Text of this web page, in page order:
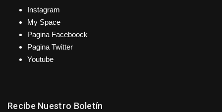
Instagram
My Space
Pagina Faceboock
Pagina Twitter
Youtube
Recibe Nuestro Boletín